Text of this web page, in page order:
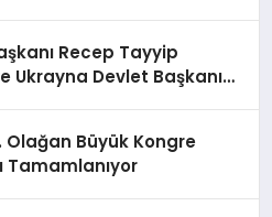
Recep Tayyip
Ukrayna Devlet Başkanı
Olağan Büyük Kongre
Tamamlanıyor